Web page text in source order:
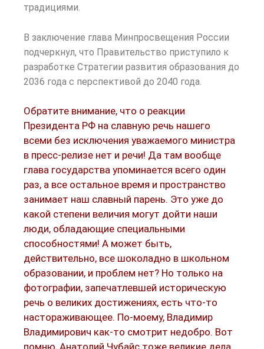
традициями.
В заключение глава Минпросвещения России
подчеркнул, что Правительство приступило к
разработке Стратегии развития образования до
2036 года с перспективой до 2040 года.
Обратите внимание, что о реакции
Президента РФ на славную речь нашего
всеми без исключения уважаемого министра
в пресс-релизе нет и речи! Да там вообще
глава государства упоминается всего один
раз, а все остальное время и пространство
занимает наш славный парень. Это уже до
какой степени величия могут дойти наши
люди, обладающие специальными
способностями! А может быть,
действительно, все шоколадно в школьном
образовании, и проблем нет? Но только на
фотографии, запечатлевшей историческую
речь о великих достижениях, есть что-то
настораживающее. По-моему, Владимир
Владимирович как-то смотрит недобро. Вот